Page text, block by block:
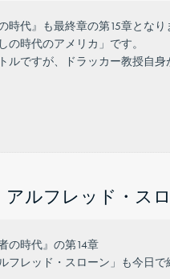
時代』も最終章の第15章となり
の時代のアメリカ」です。
ルですが、ドラッカー教授自
ルフレッド・ス
の時代』の第14章
フレッド・スローン」も今日で